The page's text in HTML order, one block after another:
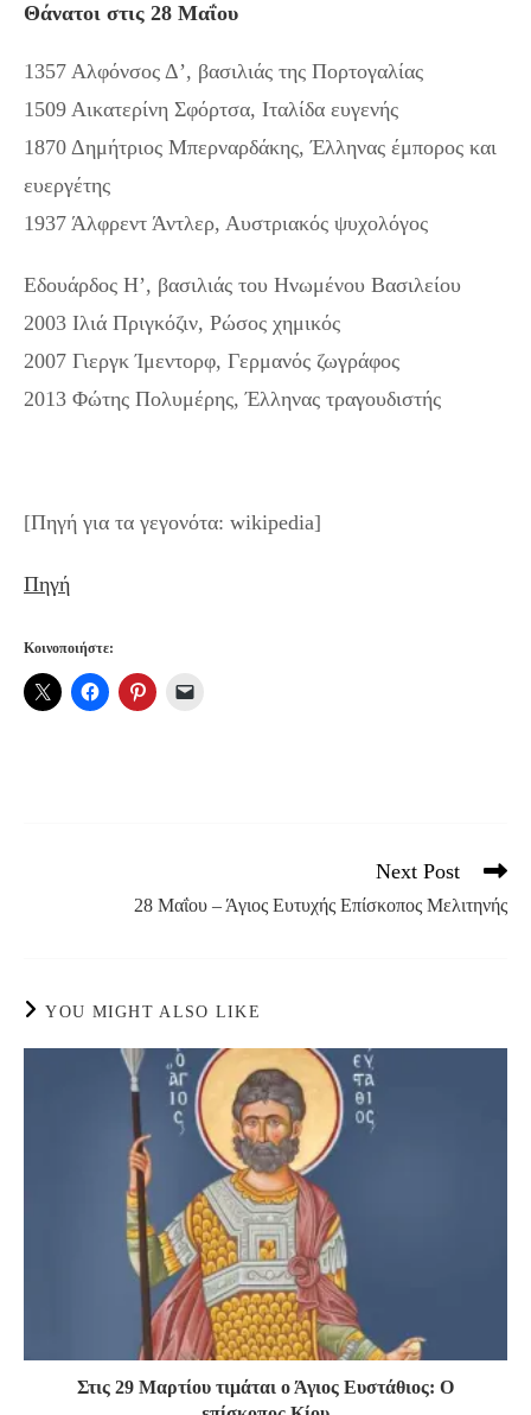
Θάνατοι στις 28 Μαΐου
1357 Αλφόνσος Δ’, βασιλιάς της Πορτογαλίας
1509 Αικατερίνη Σφόρτσα, Ιταλίδα ευγενής
1870 Δημήτριος Μπερναρδάκης, Έλληνας έμπορος και
ευεργέτης
1937 Άλφρεντ Άντλερ, Αυστριακός ψυχολόγος
Εδουάρδος Η’, βασιλιάς του Ηνωμένου Βασιλείου
2003 Ιλιά Πριγκόζιν, Ρώσος χημικός
2007 Γιεργκ Ίμεντορφ, Γερμανός ζωγράφος
2013 Φώτης Πολυμέρης, Έλληνας τραγουδιστής
[Πηγή για τα γεγονότα: wikipedia]
Πηγή
Κοινοποιήστε:
Next Post
28 Μαΐου – Άγιος Ευτυχής Επίσκοπος Μελιτηνής
YOU MIGHT ALSO LIKE
Στις 29 Μαρτίου τιμάται ο Άγιος Ευστάθιος: Ο